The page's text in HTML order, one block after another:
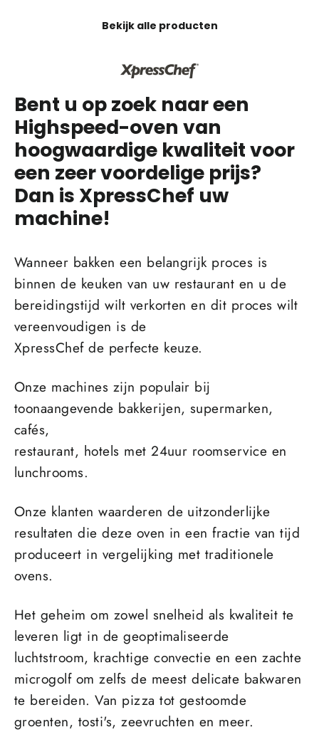
Bekijk alle producten
Bent u op zoek naar een
Highspeed-oven van
hoogwaardige kwaliteit voor
een zeer voordelige prijs?
Dan is XpressChef uw
machine!
Wanneer bakken een belangrijk proces is
binnen de keuken van uw restaurant en u de
bereidingstijd wilt verkorten en dit proces wilt
vereenvoudigen is de
XpressChef de perfecte keuze.
Onze machines zijn populair bij
toonaangevende bakkerijen, supermarken,
cafés,
restaurant, hotels met 24uur roomservice en
lunchrooms.
Onze klanten waarderen de uitzonderlijke
resultaten die deze oven in een fractie van tijd
produceert in vergelijking met traditionele
ovens.
Het geheim om zowel snelheid als kwaliteit te
leveren ligt in de geoptimaliseerde
luchtstroom, krachtige convectie en een zachte
microgolf om zelfs de meest delicate bakwaren
te bereiden. Van pizza tot gestoomde
groenten, tosti's, zeevruchten en meer.